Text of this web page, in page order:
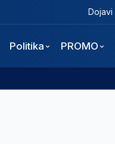
Dojavi
Politika PROMO